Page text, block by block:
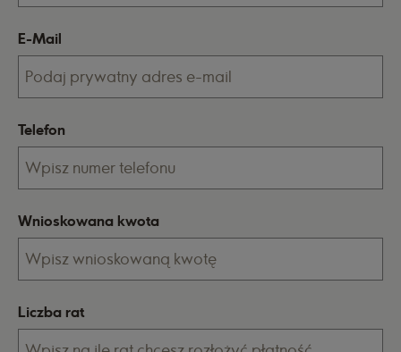
E-Mail
Telefon
Wnioskowana kwota
Liczba rat